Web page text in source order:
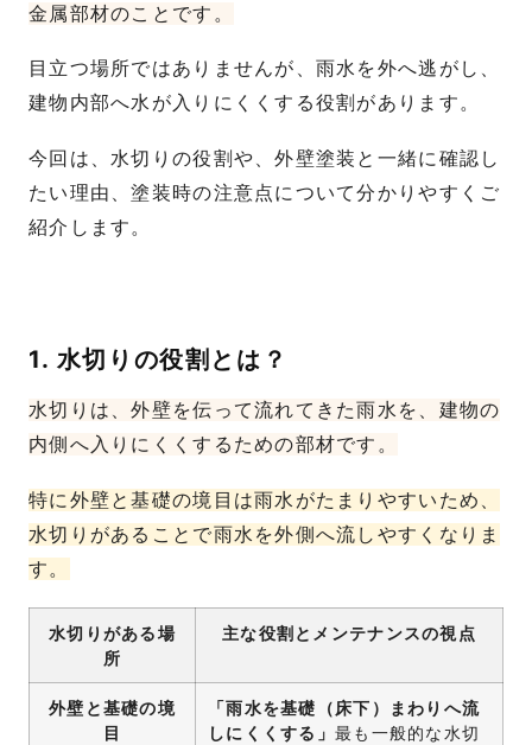
金属部材のことです。
目立つ場所ではありませんが、雨水を外へ逃がし、
建物内部へ水が入りにくくする役割があります。
今回は、水切りの役割や、外壁塗装と一緒に確認し
たい理由、塗装時の注意点について分かりやすくご
紹介します。
1. 水切りの役割とは？
水切りは、外壁を伝って流れてきた雨水を、建物の
内側へ入りにくくするための部材です。
特に外壁と基礎の境目は雨水がたまりやすいため、
水切りがあることで雨水を外側へ流しやすくなりま
す。
水切りがある場
所
主な役割とメンテナンスの視点
外壁と基礎の境
目
「雨水を基礎（床下）まわりへ流
しにくくする」 最も一般的な水切